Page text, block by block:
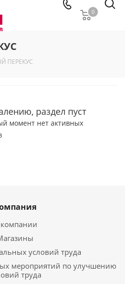
0
ПЕРЕКУС
раздел пуст
момент нет активных
условий труда
мероприятий по улучшению
труда